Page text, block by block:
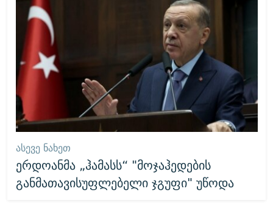
ᲐᲡᲔᲕᲔ ᲜᲐᲮᲔᲗ
ერდოანმა „ჰამასს“ "მოჯაჰედების
განმათავისუფლებელი ჯგუფი" უწოდა